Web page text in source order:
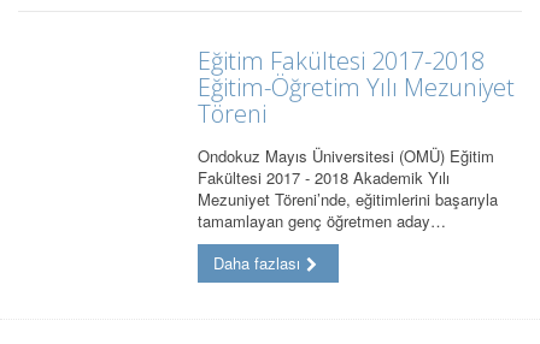
Eğitim Fakültesi 2017-2018
Eğitim-Öğretim Yılı Mezuniyet
Töreni
Ondokuz Mayıs Üniversitesi (OMÜ) Eğitim
Fakültesi 2017 - 2018 Akademik Yılı
Mezuniyet Töreni’nde, eğitimlerini başarıyla
tamamlayan genç öğretmen aday…
Daha fazlası